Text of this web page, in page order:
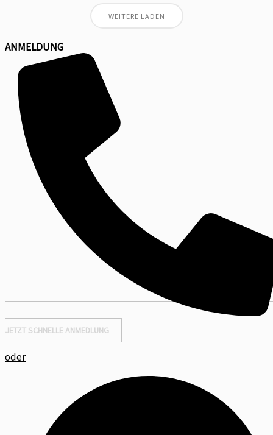
WEITERE LADEN
ANMELDUNG
JETZT SCHNELLE ANMEDLUNG
oder